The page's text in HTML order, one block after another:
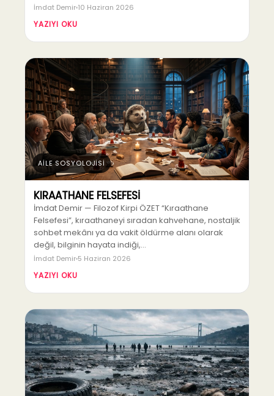
İmdat Demir 10 Haziran 2026
YAZIYI OKU
AİLE SOSYOLOJİSİ
KIRAATHANE FELSEFESİ
İmdat Demir — Filozof Kirpi ÖZET “Kıraathane
Felsefesi”, kıraathaneyi sıradan kahvehane, nostaljik
sohbet mekânı ya da vakit öldürme alanı olarak
değil, bilginin hayata indiği,…
İmdat Demir 5 Haziran 2026
YAZIYI OKU